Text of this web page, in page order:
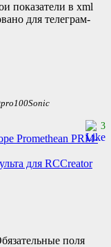
показатели в xml
для телеграм-
3
Promethean PRM-
для RCCreator
поля